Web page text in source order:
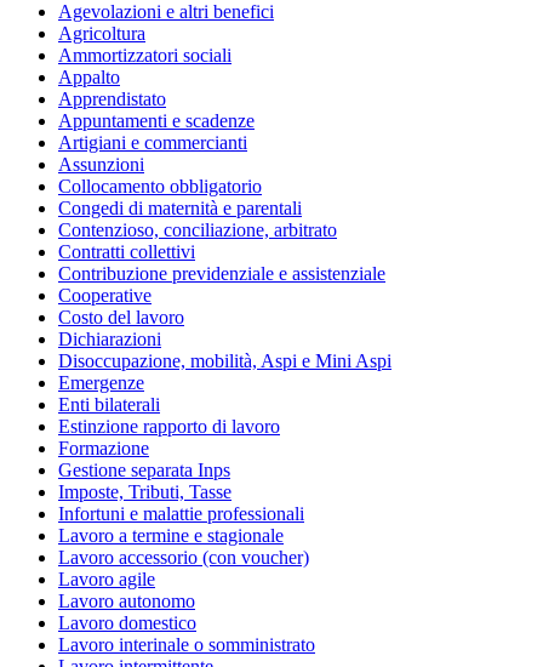
Agevolazioni e altri benefici
Agricoltura
Ammortizzatori sociali
Appalto
Apprendistato
Appuntamenti e scadenze
Artigiani e commercianti
Assunzioni
Collocamento obbligatorio
Congedi di maternità e parentali
Contenzioso, conciliazione, arbitrato
Contratti collettivi
Contribuzione previdenziale e assistenziale
Cooperative
Costo del lavoro
Dichiarazioni
Disoccupazione, mobilità, Aspi e Mini Aspi
Emergenze
Enti bilaterali
Estinzione rapporto di lavoro
Formazione
Gestione separata Inps
Imposte, Tributi, Tasse
Infortuni e malattie professionali
Lavoro a termine e stagionale
Lavoro accessorio (con voucher)
Lavoro agile
Lavoro autonomo
Lavoro domestico
Lavoro interinale o somministrato